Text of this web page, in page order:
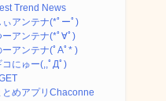
Trend News
ぃアンテナ(*ﾟーﾟ)
ーアンテナ(*ﾟ∀ﾟ)
ーアンテナ(ﾟAﾟ* )
コにゅー(,,ﾟДﾟ)
とめアプリChaconne